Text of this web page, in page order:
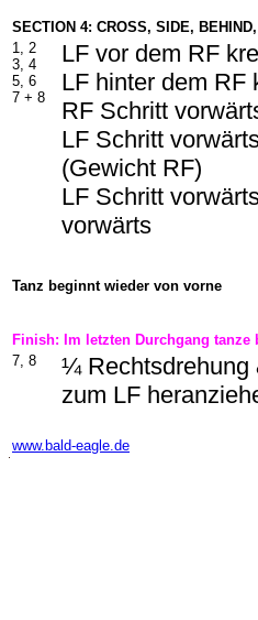
SECTION 4: CROSS, SIDE,
1, 2
3, 4
5, 6
7 + 8
LF vor dem RF
LF hinter dem
RF Schritt
LF Schritt
(Gewicht RF)
LF Schritt
vorwärts
Tanz beginnt wieder von vorne
Finish: Im letzten Durchgang tanze
7, 8
¼ Rechtsdrehung
zum LF
www.bald-eagle.de